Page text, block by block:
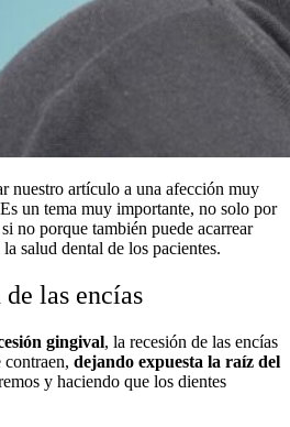
nuestro artículo a una afección muy
un tema muy importante, no solo por
no porque también puede acarrear
salud dental de los pacientes.
las encías
gingival, la recesión de las encías
contraen, dejando expuesta la raíz del
y haciendo que los dientes